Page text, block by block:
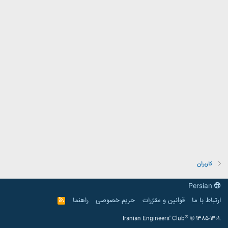
کاربران
ارتباط با ما
قوانین و مقرّرات حریم خصوصی راهنما
R
S
Iranian Engineers' Club® © 1385-1401.